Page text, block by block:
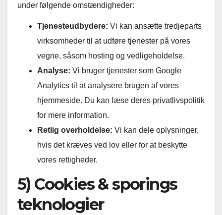
under følgende omstændigheder:
Tjenesteudbydere: Vi kan ansætte tredjeparts
virksomheder til at udføre tjenester på vores
vegne, såsom hosting og vedligeholdelse.
Analyse: Vi bruger tjenester som Google
Analytics til at analysere brugen af vores
hjemmeside. Du kan læse deres privatlivspolitik
for mere information.
Retlig overholdelse: Vi kan dele oplysninger,
hvis det kræves ved lov eller for at beskytte
vores rettigheder.
5) Cookies & sporings
teknologier